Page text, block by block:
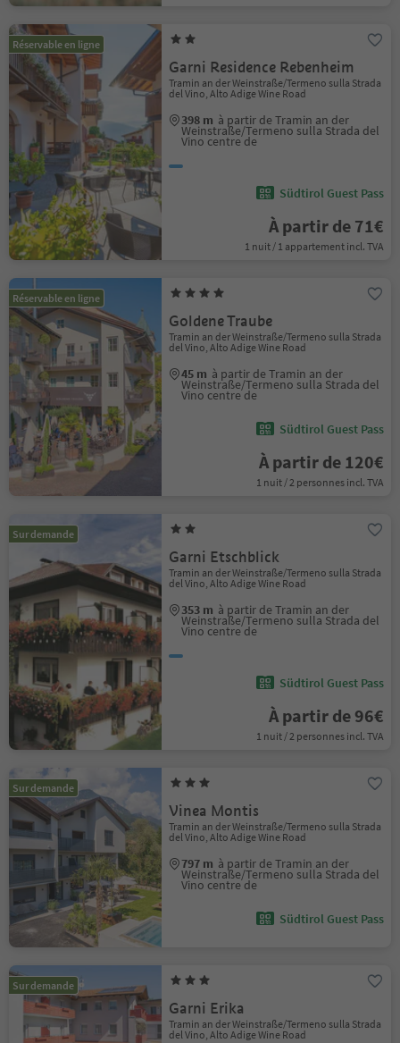
Réservable en ligne
Garni Residence Rebenheim
Tramin an der Weinstraße/Termeno sulla Strada
del Vino, Alto Adige Wine Road
398 m à partir de Tramin an der
Weinstraße/Termeno sulla Strada del
Vino centre de
Südtirol Guest Pass
À partir de 71€
1 nuit / 1 appartement incl. TVA
Réservable en ligne
Goldene Traube
Tramin an der Weinstraße/Termeno sulla Strada
del Vino, Alto Adige Wine Road
45 m à partir de Tramin an der
Weinstraße/Termeno sulla Strada del
Vino centre de
Südtirol Guest Pass
À partir de 120€
1 nuit / 2 personnes incl. TVA
Sur demande
Garni Etschblick
Tramin an der Weinstraße/Termeno sulla Strada
del Vino, Alto Adige Wine Road
353 m à partir de Tramin an der
Weinstraße/Termeno sulla Strada del
Vino centre de
Südtirol Guest Pass
À partir de 96€
1 nuit / 2 personnes incl. TVA
Sur demande
Vinea Montis
Tramin an der Weinstraße/Termeno sulla Strada
del Vino, Alto Adige Wine Road
797 m à partir de Tramin an der
Weinstraße/Termeno sulla Strada del
Vino centre de
Südtirol Guest Pass
Sur demande
Garni Erika
Tramin an der Weinstraße/Termeno sulla Strada
del Vino, Alto Adige Wine Road